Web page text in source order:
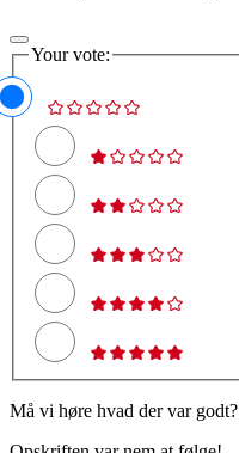
Your vote:
Må vi høre hvad der var godt?